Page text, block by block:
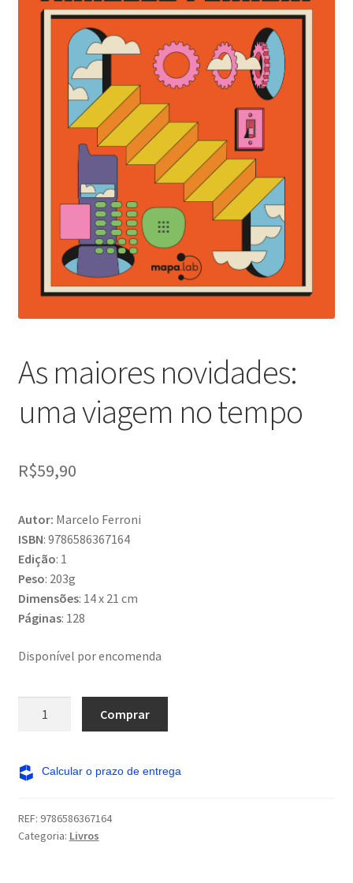
As maiores novidades:
uma viagem no tempo
R$59,90
Autor: Marcelo Ferroni
ISBN: 9786586367164
Edição: 1
Peso: 203g
Dimensões: 14 x 21 cm
Páginas: 128
Disponível por encomenda
uma
viagem
tempo
quantidade
Comprar
REF: 9786586367164
Categoria: Livros